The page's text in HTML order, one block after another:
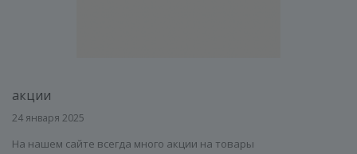
акции
24 января 2025
На нашем сайте всегда много акции на товары